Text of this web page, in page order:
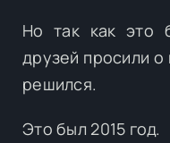
Но так как это
друзей просили
решился.
Это был 2015 год.